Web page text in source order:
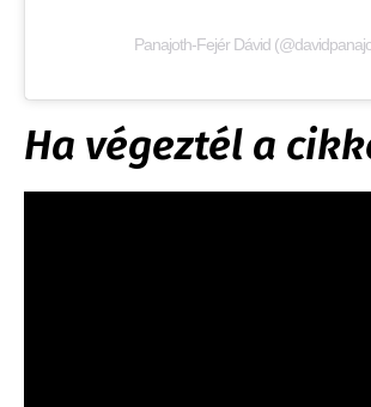
Panajoth-Fejér Dávid
Ha végeztél a